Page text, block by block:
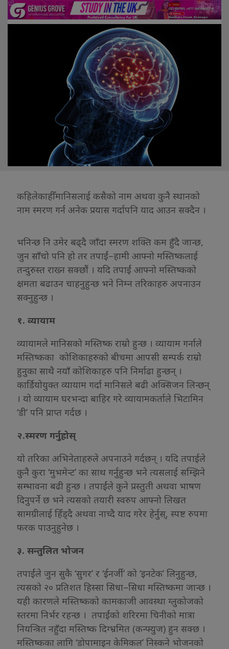
कहिलेकाहीँ मानिसलाई कसैको नाम अथवा कुनै स्थानको
नाम स्मरण गर्न अनेक प्रयास गर्दापनि याद आउन सक्दैन ।
भनिन्छ नि उमेर बढ्दै जाँदा स्मरण शक्ति कम हुँदै जान्छ,
जुन साँचो पनि हो तर तपाईं–हामी आफ्नो मस्तिष्कलाई
तन्दुरुस्त राख्न सक्छौं । यदि तपाईं आफ्नो मस्तिष्कको
क्षमता बढाउन चाहनुहुन्छ भने निम्न तरिकाहरु अपनाउन
सक्नुहुन्छ ।
१. व्यायाम
व्यायामले मानिसको मस्तिष्क राम्रो हुन्छ । व्यायाम गर्नाले
मस्तिष्कका कोशिकाहरुको बीचमा आपसी सम्पर्क राम्रो
हुनुका साथै नयाँ कोशिकाहरु पनि निर्माढा हुन्छन् ।
कार्डियोयुक्त व्यायाम गर्दा मानिसले बढी अक्सिजन लिन्छन्
। यो व्यायाम घरभन्दा बाहिर गरे व्यायामकर्ताले भिटामिन
‘डी’ पनि प्राप्त गर्दछ ।
२.स्मरण गर्नुहोस्
यो तरिका अभिनेताहरुले अपनाउने गर्दछन् । यदि तपाईले
कुनै कुरा ‘मुभमेन्ट’ का साथ गर्नुहुन्छ भने त्यसलाई सम्झिने
सम्भावना बढी हुन्छ । तपाईंले कुने प्रस्तुती अथवा भाषण
दिनुपर्ने छ भने त्यसको तयारी स्वरुप आफ्नो लिखत
सामग्रीलाई हिँड्दै अथवा नाच्दै याद गरेर हेर्नुस्, स्पष्ट रुपमा
फरक पाउनुहुनेछ ।
३. सन्तुलित भोजन
तपाईंले जुन सुकै ‘सुगर’ र ‘ईनर्जी’ को ‘इनटेक’ लिनुहुन्छ,
त्यसको २० प्रतिशत हिस्सा सिधा–सिधा मस्तिष्कमा जान्छ ।
यही कारणले मस्तिष्कको कामकाजी आवस्था ग्लुकोजको
स्तरमा निर्भर रहन्छ । तपाईंको शरिरमा चिनीको मात्रा
नियन्त्रित नहुँदा मस्तिष्क दिग्भ्रमित (कन्फ्युज) हुन सक्छ ।
मस्तिष्कका लागि ‘डोपामाइन केमिकल’ निस्कने भोजनको